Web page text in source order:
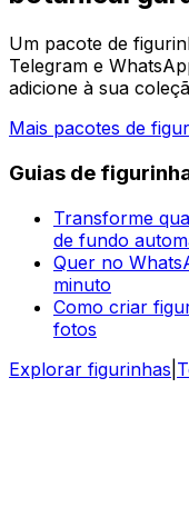
Um pacote de
Telegram e
adicione à sua
Mais pacotes de
Guias de
Transforme
de fundo
Quer no
minuto
Como criar
fotos
Explorar figurinhas